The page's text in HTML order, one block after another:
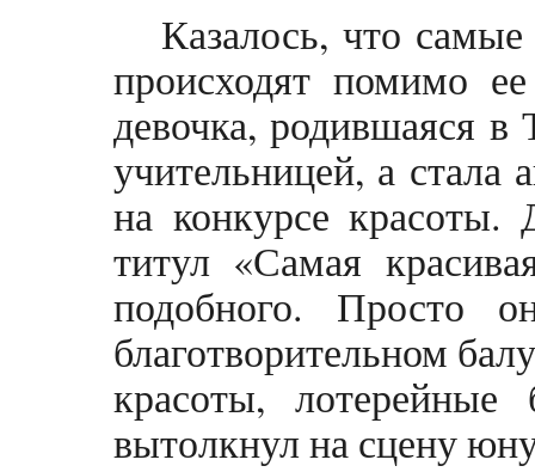
Казалось, что
происходят помимо
девочка, родившаяся в
учительницей, а стала
на конкурсе красоты.
титул «Самая
подобного. Просто
благотворительном
красоты,
вытолкнул на сцену